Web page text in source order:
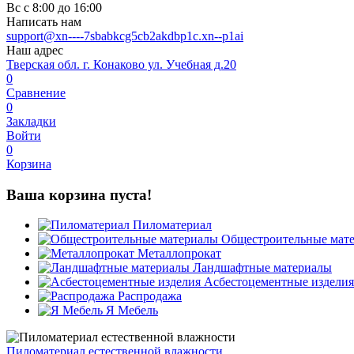
Вс с 8:00 до 16:00
Написать нам
support@xn----7sbabkcg5cb2akdbp1c.xn--p1ai
Наш адрес
Тверская обл. г. Конаково ул. Учебная д.20
0
Сравнение
0
Закладки
Войти
0
Корзина
Ваша корзина пуста!
Пиломатериал
Общестроительные
Металлопрокат
Ландшафтные материалы
Асбестоцементные изделия
Распродажа
Я Мебель